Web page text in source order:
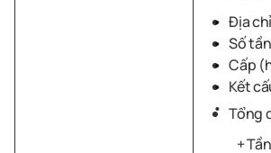
Địa
Số
Cấp
Kết
Tổng
+